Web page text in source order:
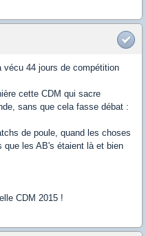
44 jours de compétition
cette CDM qui sacre
sans que cela fasse débat :
de poule, quand les choses
les AB's étaient là et bien
CDM 2015 !